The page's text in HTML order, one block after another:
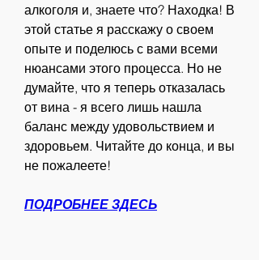
алкоголя и, знаете что? Находка! В
этой статье я расскажу о своем
опыте и поделюсь с вами всеми
нюансами этого процесса. Но не
думайте, что я теперь отказалась
от вина - я всего лишь нашла
баланс между удовольствием и
здоровьем. Читайте до конца, и вы
не пожалеете!
ПОДРОБНЕЕ ЗДЕСЬ